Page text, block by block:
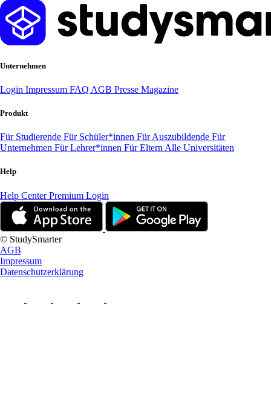
Unternehmen
Login Impressum FAQ AGB Presse Magazine
Produkt
Für Studierende Für Schüler*innen Für Auszubildende Für
Unternehmen Für Lehrer*innen Für Eltern Alle Universitäten
Help
Help CenterPremium Login
© StudySmarter
AGB
Impressum
Datenschutzerklärung